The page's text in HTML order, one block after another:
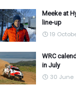
Meeke at
line-up
19
WRC
in July
30 June